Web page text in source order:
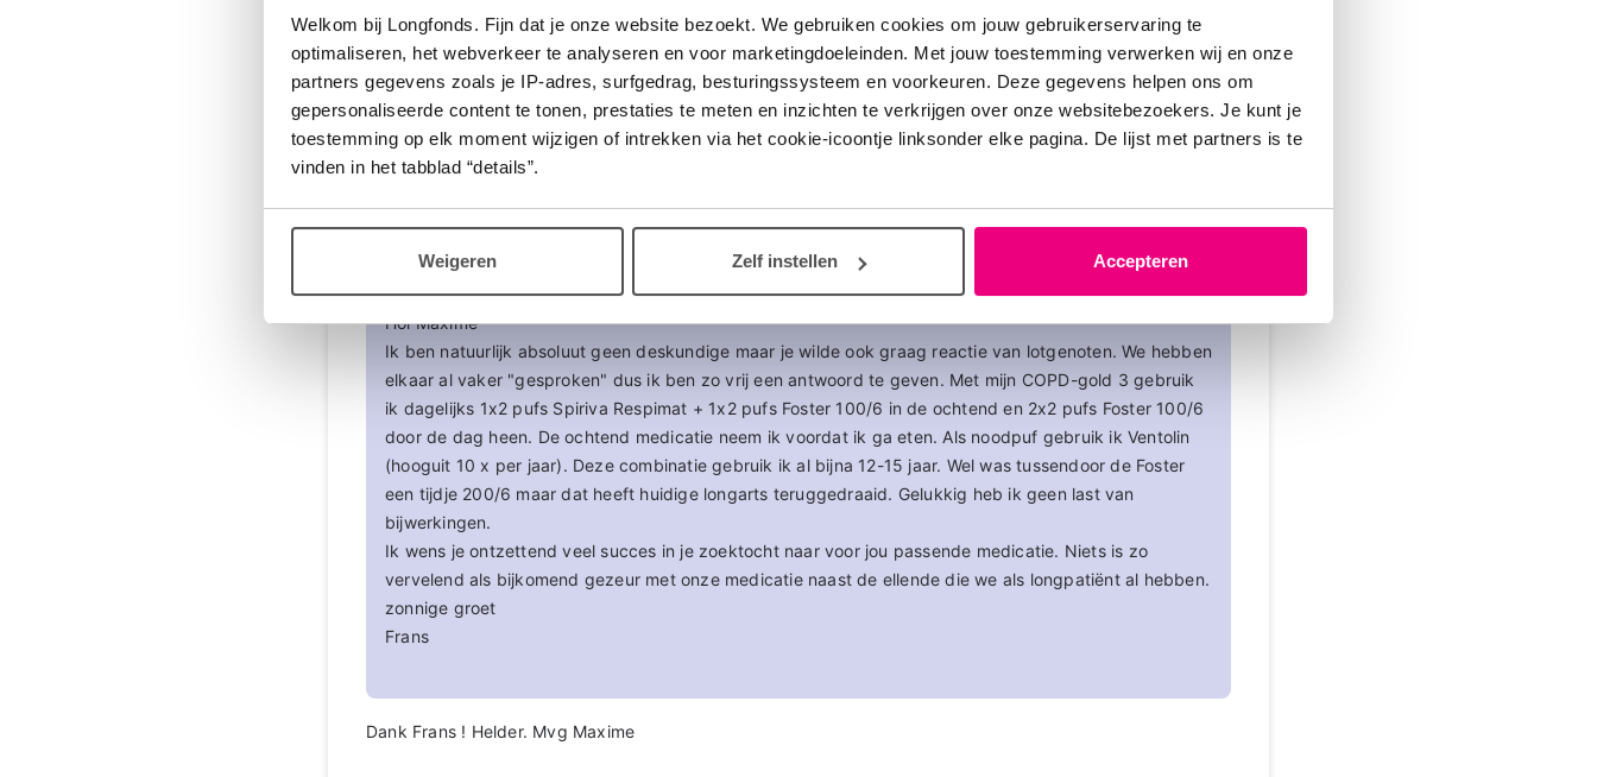
Welkom bij Longfonds. Fijn dat je onze website bezoekt. We gebruiken cookies om jouw gebruikerservaring te
optimaliseren, het webverkeer te analyseren en voor marketingdoeleinden. Met jouw toestemming verwerken wij en onze
partners gegevens zoals je IP-adres, surfgedrag, besturingssysteem en voorkeuren. Deze gegevens helpen ons om
gepersonaliseerde content te tonen, prestaties te meten en inzichten te verkrijgen over onze websitebezoekers. Je kunt je
toestemming op elk moment wijzigen of intrekken via het cookie-icoontje linksonder elke pagina. De lijst met partners is te
vinden in het tabblad “details”.
Weigeren Zelf instellen Accepteren
Login ofregistreerom te reageren
Reactie op Frans -ed COPD-
Hoi Maxime
Ik ben natuurlijk absoluut geen deskundige maar je wilde ook graag reactie van lotgenoten. We hebben
elkaar al vaker "gesproken" dus ik ben zo vrij een antwoord te geven. Met mijn COPD-gold 3 gebruik
ik dagelijks 1x2 pufs Spiriva Respimat + 1x2 pufs Foster 100/6 in de ochtend en 2x2 pufs Foster 100/6
door de dag heen. De ochtend medicatie neem ik voordat ik ga eten. Als noodpuf gebruik ik Ventolin
(hooguit 10 x per jaar). Deze combinatie gebruik ik al bijna 12-15 jaar. Wel was tussendoor de Foster
een tijdje 200/6 maar dat heeft huidige longarts teruggedraaid. Gelukkig heb ik geen last van
bijwerkingen.
Ik wens je ontzettend veel succes in je zoektocht naar voor jou passende medicatie. Niets is zo
vervelend als bijkomend gezeur met onze medicatie naast de ellende die we als longpatiënt al hebben.
zonnige groet
Frans
Dank Frans ! Helder. Mvg Maxime